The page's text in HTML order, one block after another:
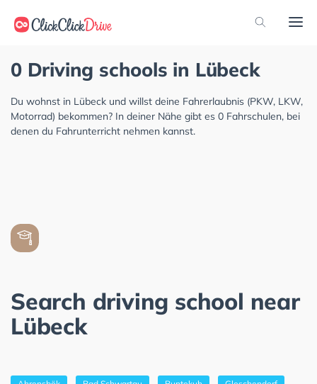
0 Driving schools in Lübeck
Du wohnst in Lübeck und willst deine Fahrerlaubnis (PKW, LKW,
Motorrad) bekommen? In deiner Nähe gibt es 0 Fahrschulen, bei
denen du Fahrunterricht nehmen kannst.
Search driving school near
Lübeck